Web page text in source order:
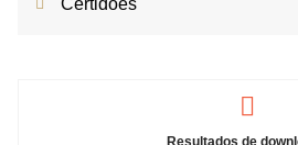
Certidões
Resultados de